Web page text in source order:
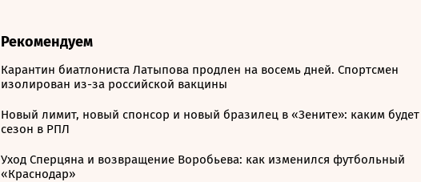
Рекомендуем
Карантин биатлониста Латыпова продлен на восемь дней. Спортсмен
изолирован из-за российской вакцины
Новый лимит, новый спонсор и новый бразилец в «Зените»: каким будет
сезон в РПЛ
Уход Сперцяна и возвращение Воробьева: как изменился футбольный
«Краснодар»